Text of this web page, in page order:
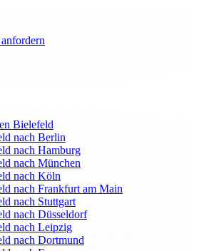
Bielefeld
nach Berlin
nach Hamburg
nach München
nach Köln
nach Frankfurt am Main
nach Stuttgart
nach Düsseldorf
nach Leipzig
nach Dortmund